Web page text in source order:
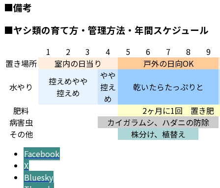
■備考
■ヤシ類の育て方・管理方法・年間スケジュール
1 2 3 4 5 6 7 8
9
置き場所
室内の日当り
戸外の日向OK
水やり
控えめやや
控えめ
やや
控え
め
乾いたらたっぷりと
肥料
2ヶ月に1回 置き肥
病害虫
カイガラムシ、ハダニの防除
その他
株分け、植替え
Facebook
X
Bluesky